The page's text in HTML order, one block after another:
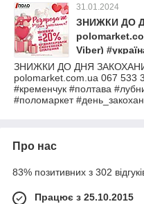
31.01.2024
ЗНИЖКИ ДО
Viber)
ЗНИЖКИ ДО ДНЯ
polomarket.com.ua 067 533
#кременчук #полтава
#поломаркет
Про нас
83% позитивних з 302
Працює з 25.10.2015